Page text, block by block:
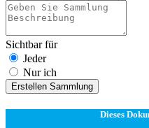
Sichtbar für
Jeder
Nur ich
Erstellen Sammlung
Dieses